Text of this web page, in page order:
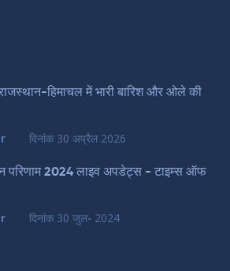
राजस्थान-हिमाचल में भारी बारिश और ओले की
दिनांक 30 अप्रैल 2026
परिणाम 2024 लाइव अपडेट्स - टाइम्स ऑफ
दिनांक 30 जुल॰ 2024